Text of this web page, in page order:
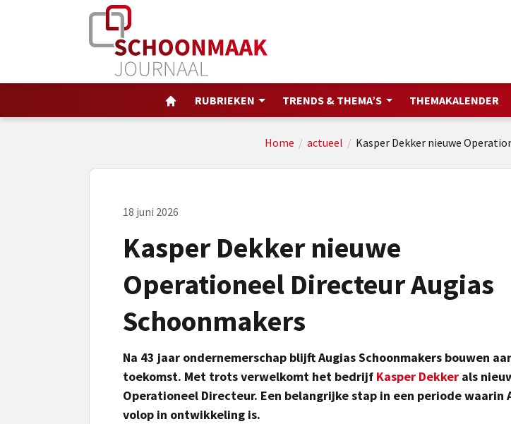
RUBRIEKEN TRENDS & THEMA’S THEMAKALENDER
Home / actueel / Kasper Dekker nieuwe
18 juni 2026
Kasper Dekker nieuwe
Operationeel Directeur Augias
Schoonmakers
Na 43 jaar ondernemerschap blijft Augias Schoonmakers bouwen
toekomst. Met trots verwelkomt het bedrijf Kasper Dekker als
Operationeel Directeur. Een belangrijke stap in een periode waarin
volop in ontwikkeling is.